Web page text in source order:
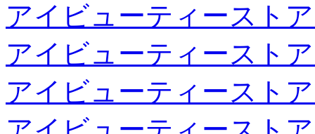
アイビューティースト
アイビューティースト
アイビューティースト